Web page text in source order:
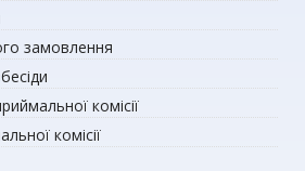
замовлення
комісії
комісії